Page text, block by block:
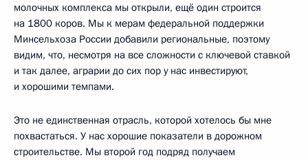
молочных комплекса мы открыли, ещё один строится
на 1800 коров. Мы к мерам федеральной поддержки
Минсельхоза России добавили региональные, поэтому
видим, что, несмотря на все сложности с ключевой ставкой
и так далее, аграрии до сих пор у нас инвестируют,
и хорошими темпами.
Это не единственная отрасль, которой хотелось бы мне
похвастаться. У нас хорошие показатели в дорожном
строительстве. Мы второй год подряд получаем